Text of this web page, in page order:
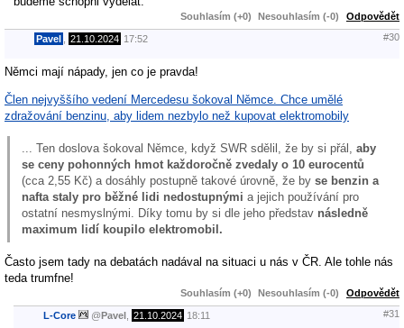
Souhlasím (+0) Nesouhlasím (-0) Odpovědět
Pavel 21.10.2024 17:52 #30
Němci mají nápady, jen co je pravda!
Člen nejvyššího vedení Mercedesu šokoval Němce. Chce umělé
zdražování benzinu, aby lidem nezbylo než kupovat elektromobily
... Ten doslova šokoval Němce, když SWR sdělil, že by si přál, aby
se ceny pohonných hmot každoročně zvedaly o 10 eurocentů
(cca 2,55 Kč) a dosáhly postupně takové úrovně, že by se benzin a
nafta staly pro běžné lidi nedostupnými a jejich používání pro
ostatní nesmyslnými. Díky tomu by si dle jeho představ následně
maximum lidí koupilo elektromobil.
Často jsem tady na debatách nadával na situaci u nás v ČR. Ale tohle nás
teda trumfne!
Souhlasím (+0) Nesouhlasím (-0) Odpovědět
L-Core @Pavel 21.10.2024 18:11 #31